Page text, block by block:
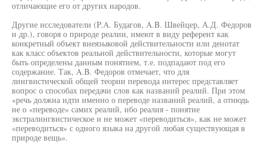
отличающие его от других народов.
Другие исследователи (P.A. Будагов, A.B. Швейцер, А.Д. Федоров
и др.), говоря о природе реалии, имеют в виду референт как
конкретный объект внеязыковой действительности или денотат
как класс объектов реальной действительности, которые могут
быть определены данным понятием, т.е. подпадают под его
содержание. Так, A.B. Федоров отмечает, что для
лингвистической общей теории перевода интерес представляет
вопрос о способах передачи слов как названий реалий. При этом
«речь должна идти именно о переводе названий реалий, а отнюдь
не о «переводе» самих реалий, ибо реалия - понятие
экстралингвистическое и не может «переводиться», как не может
«переводиться» с одного языка на другой любая существующая в
природе вещь».